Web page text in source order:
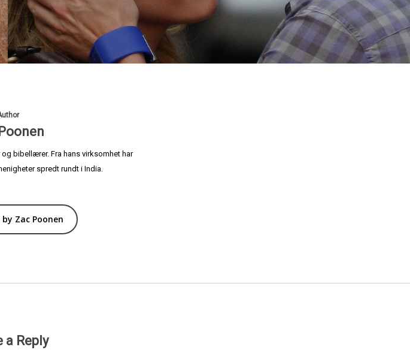
bibellærer. Fra hans virksomhet har
spredt rundt i India.
Zac Poonen
a Reply